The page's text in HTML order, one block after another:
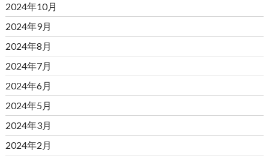
2024年10月
2024年9月
2024年8月
2024年7月
2024年6月
2024年5月
2024年3月
2024年2月